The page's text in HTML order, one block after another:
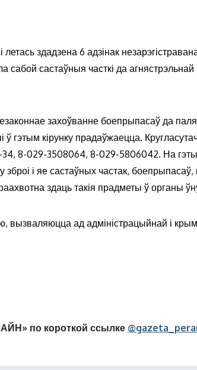
здадзена 6 адзінак
сабой састаўныя часткі да
захоўванне боепрыпасаў да
ў гэтым кірунку прадаўжаецца.
34, 8-029-3508064, 8-029-5806042. На
і яе састаўных частак,
здаць такія прадметы ў органы
вызваляюцца ад адміністрацыйнай і
по короткой ссылке